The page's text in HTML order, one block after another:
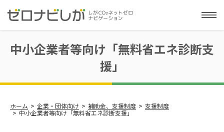
中小企業者等向け「無料省エネ診断支
援」
ホーム 企業・団体向け 補助金、支援制度
支援制度
中小企業者等向け「無料省エネ診断支援」